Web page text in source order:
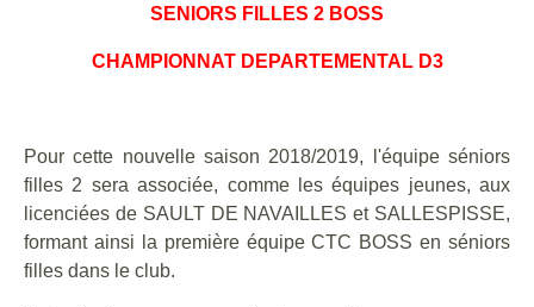
SENIORS FILLES 2 BOSS
CHAMPIONNAT DEPARTEMENTAL D3
Pour cette nouvelle saison 2018/2019, l'équipe séniors
filles 2 sera associée, comme les équipes jeunes, aux
licenciées de SAULT DE NAVAILLES et SALLESPISSE,
formant ainsi la première équipe CTC BOSS en séniors
filles dans le club.